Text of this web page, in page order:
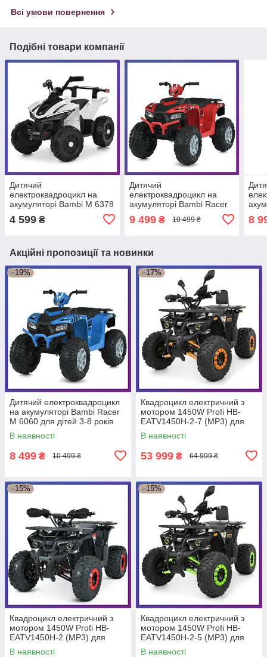
Всі умови повернення
Подібні товари компанії
Дитячий
електроквадроцикл на
акумуляторі Bambi M 6378
для дітей від 3 років Білий
4 599 ₴
Дитячий
електроквадроцикл на
акумуляторі Bambi Racer
M 6060 для дітей 3-8 років
Червоний
9 499₴ 10 499 ₴ 8
Акційні пропозиції та новинки
–19%
Дитячий електроквадроцикл
на акумуляторі Bambi Racer
M 6060 для дітей 3-8 років
Синій
В наявності
8 499 ₴ 10 499 ₴
–17%
Квадроцикл електричний з
мотором 1450W Profi HB-
EATV1450H-2-7 (MP3) для
підлітків від 14 років
Помаранчевий
В наявності
53 999 ₴ 64 999 ₴
–15%
Квадроцикл електричний з
мотором 1450W Profi HB-
EATV1450H-2 (MP3) для
підлітків від 14 років Чорний
В наявності
–15%
Квадроцикл електричний з
мотором 1450W Profi HB-
EATV1450H-2-5 (MP3) для
підлітків від 14 років Зелений
В наявності